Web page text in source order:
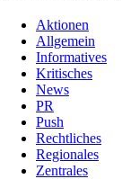
Aktionen
Allgemein
Informatives
Kritisches
News
PR
Push
Rechtliches
Regionales
Zentrales